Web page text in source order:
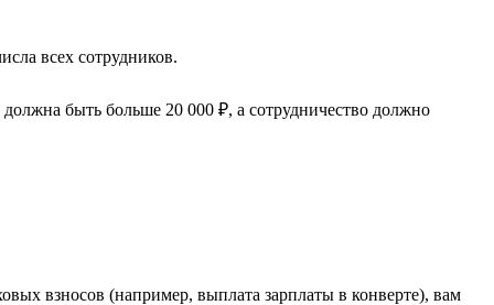
всех сотрудников.
быть больше 20 000 ₽, а сотрудничество должно
взносов (например, выплата зарплаты в конверте), вам